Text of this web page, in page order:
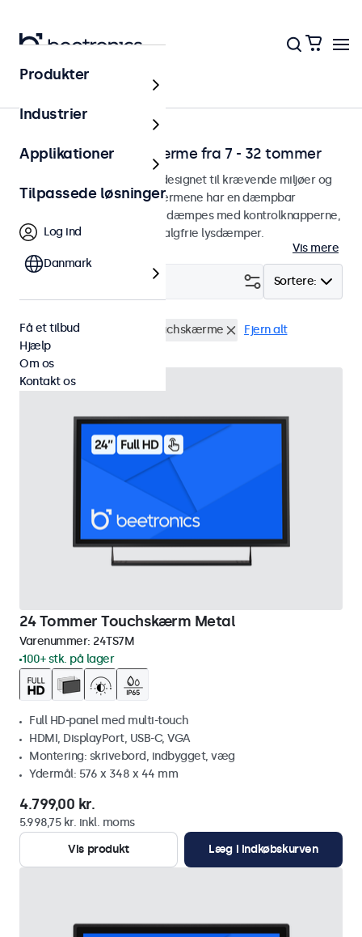
Hjem
Dæmpbare touchskærme fra 7 - 32 tommer
Dæmpbare touchskærme designet til krævende miljøer og
kontinuerlig brug. Touchskærmene har en dæmpbar
baggrundsbelysning og kan dæmpes med kontrolknapperne,
fjernbetjeningen eller den valgfrie lysdæmper.
Vis mere
Sortere:
Dæmpbar 24 tommer touchskærme Fjern alt
24 Tommer Touchskærm Metal
Varenummer: 24TS7M
100+ stk. på lager
Full HD-panel med multi-touch
HDMI, DisplayPort, USB-C, VGA
Montering: skrivebord, indbygget, væg
Ydermål: 576 x 348 x 44 mm
4.799,00 kr.
5.998,75 kr. inkl. moms
Vis produkt
Læg i indkøbskurven
Produkter
Industrier
Applikationer
Tilpassede løsninger
Log ind
Danmark
Få et tilbud
Hjælp
Om os
Kontakt os